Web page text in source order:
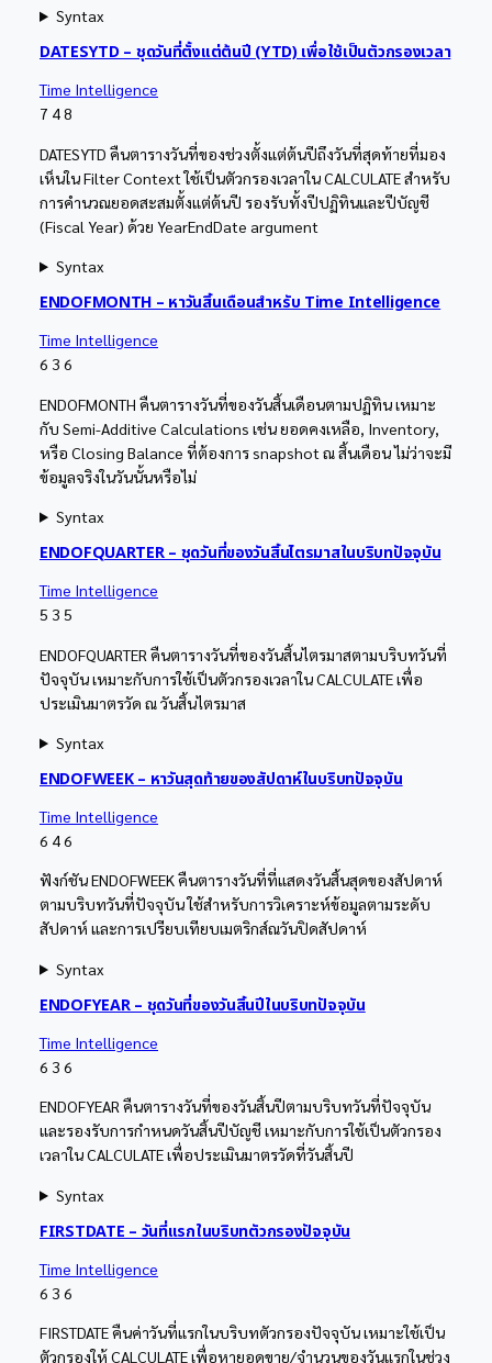
Syntax
DATESYTD – ชุดวันที่ตั้งแต่ต้นปี (YTD) เพื่อใช้เป็นตัวกรองเวลา
Time Intelligence
7 48
DATESYTD คืนตารางวันที่ของช่วงตั้งแต่ต้นปีถึงวันที่สุดท้ายที่มอง
เห็นใน Filter Context ใช้เป็นตัวกรองเวลาใน CALCULATE สำหรับ
การคำนวณยอดสะสมตั้งแต่ต้นปี รองรับทั้งปีปฏิทินและปีบัญชี
(Fiscal Year) ด้วย YearEndDate argument
Syntax
ENDOFMONTH – หาวันสิ้นเดือนสำหรับ Time Intelligence
Time Intelligence
6 3 6
ENDOFMONTH คืนตารางวันที่ของวันสิ้นเดือนตามปฏิทิน เหมาะ
กับ Semi-Additive Calculations เช่น ยอดคงเหลือ, Inventory,
หรือ Closing Balance ที่ต้องการ snapshot ณ สิ้นเดือน ไม่ว่าจะมี
ข้อมูลจริงในวันนั้นหรือไม่
Syntax
ENDOFQUARTER – ชุดวันที่ของวันสิ้นไตรมาสในบริบทปัจจุบัน
Time Intelligence
5 3 5
ENDOFQUARTER คืนตารางวันที่ของวันสิ้นไตรมาสตามบริบทวันที่
ปัจจุบัน เหมาะกับการใช้เป็นตัวกรองเวลาใน CALCULATE เพื่อ
ประเมินมาตรวัด ณ วันสิ้นไตรมาส
Syntax
ENDOFWEEK – หาวันสุดท้ายของสัปดาห์ในบริบทปัจจุบัน
Time Intelligence
6 46
ฟังก์ชัน ENDOFWEEK คืนตารางวันที่ที่แสดงวันสิ้นสุดของสัปดาห์
ตามบริบทวันที่ปัจจุบัน ใช้สำหรับการวิเคราะห์ข้อมูลตามระดับ
สัปดาห์ และการเปรียบเทียบเมตริกส์ณวันปิดสัปดาห์
Syntax
ENDOFYEAR – ชุดวันที่ของวันสิ้นปีในบริบทปัจจุบัน
Time Intelligence
6 3 6
ENDOFYEAR คืนตารางวันที่ของวันสิ้นปีตามบริบทวันที่ปัจจุบัน
และรองรับการกำหนดวันสิ้นปีบัญชี เหมาะกับการใช้เป็นตัวกรอง
เวลาใน CALCULATE เพื่อประเมินมาตรวัดที่วันสิ้นปี
Syntax
FIRSTDATE – วันที่แรกในบริบทตัวกรองปัจจุบัน
Time Intelligence
6 3 6
FIRSTDATE คืนค่าวันที่แรกในบริบทตัวกรองปัจจุบัน เหมาะใช้เป็น
ตัวกรองให้ CALCULATE เพื่อหายอดขาย/จำนวนของวันแรกในช่วง